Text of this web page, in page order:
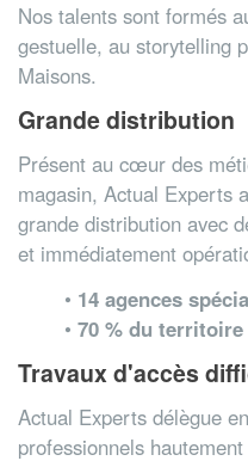
Nos talents sont formés
gestuelle, au storytelling
Maisons.
Grande distribution
Présent au cœur des
magasin, Actual Experts
grande distribution avec
et immédiatement
• 14 agences
• 70 % du
Travaux d'accès
Actual Experts délègue
professionnels